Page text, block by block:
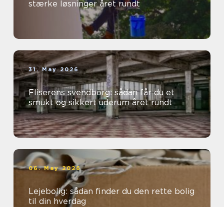
stærke løsninger året rundt
31. May 2026
Fliserens svendborg: sådan får du et
smukt og sikkert uderum året rundt
06. May 2026
Lejebolig: sådan finder du den rette bolig
til din hverdag